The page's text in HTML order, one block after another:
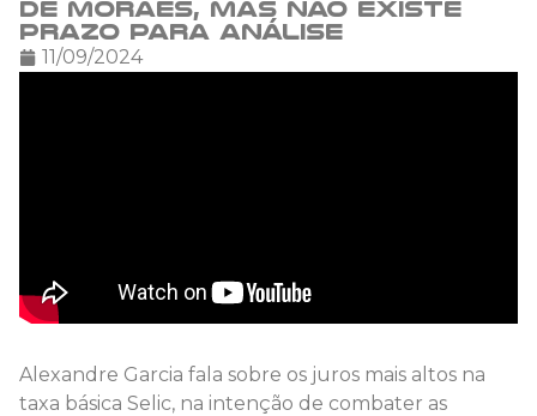
de Moraes, mas não existe
prazo para análise
11/09/2024
Alexandre Garcia fala sobre os juros mais altos na
taxa básica Selic, na intenção de combater as